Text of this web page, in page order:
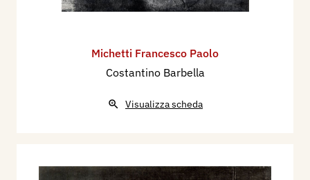
Michetti Francesco Paolo
Costantino Barbella
Visualizza scheda